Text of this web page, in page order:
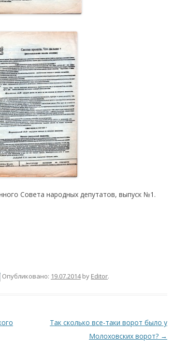
Совета народных депутатов, выпуск №1.
Опубликовано: 19.07.2014by Editor.
Так сколько все-таки ворот было у
Молоховских ворот? →